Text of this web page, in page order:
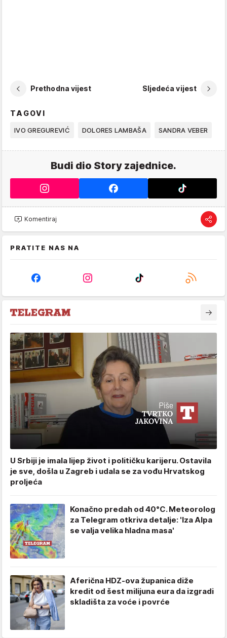
Prethodna vijest Sljedeća vijest
TAGOVI
IVO GREGUREVIĆ DOLORES LAMBAŠA SANDRA VEBER
Budi dio Story zajednice.
Komentiraj
PRATITE NAS NA
U Srbiji je imala lijep život i političku karijeru. Ostavila
je sve, došla u Zagreb i udala se za vođu Hrvatskog
proljeća
Konačno predah od 40°C. Meteorolog
za Telegram otkriva detalje: 'Iza Alpa
se valja velika hladna masa'
Aferična HDZ-ova županica diže
kredit od šest milijuna eura da izgradi
skladišta za voće i povrće